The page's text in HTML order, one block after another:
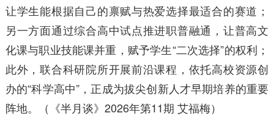
让学生能根据自己的禀赋与热爱选择最适合的赛道；
另一方面通过综合高中试点推进职普融通，让普高文
化课与职业技能课并重，赋予学生“二次选择”的权利；
此外，联合科研院所开展前沿课程，依托高校资源创
办的“科学高中”，正成为拔尖创新人才早期培养的重要
阵地。（《半月谈》2026年第11期 艾福梅）